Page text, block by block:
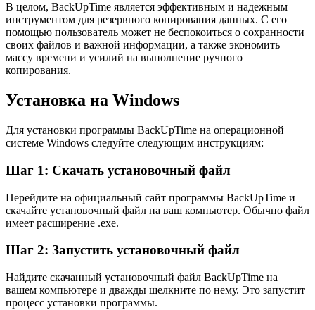
В целом, BackUpTime является эффективным и надежным
инструментом для резервного копирования данных. С его
помощью пользователь может не беспокоиться о сохранности
своих файлов и важной информации, а также экономить
массу времени и усилий на выполнение ручного
копирования.
Установка на Windows
Для установки программы BackUpTime на операционной
системе Windows следуйте следующим инструкциям:
Шаг 1: Скачать установочный файл
Перейдите на официальный сайт программы BackUpTime и
скачайте установочный файл на ваш компьютер. Обычно файл
имеет расширение .exe.
Шаг 2: Запустить установочный файл
Найдите скачанный установочный файл BackUpTime на
вашем компьютере и дважды щелкните по нему. Это запустит
процесс установки программы.